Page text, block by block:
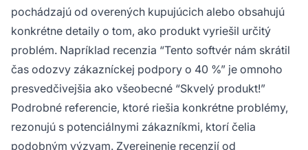
pochádzajú od overených kupujúcich alebo obsahujú
konkrétne detaily o tom, ako produkt vyriešil určitý
problém. Napríklad recenzia “Tento softvér nám skrátil
čas odozvy zákazníckej podpory o 40 %” je omnoho
presvedčivejšia ako všeobecné “Skvelý produkt!”
Podrobné referencie, ktoré riešia konkrétne problémy,
rezonujú s potenciálnymi zákazníkmi, ktorí čelia
podobným výzvam. Zverejnenie recenzií od